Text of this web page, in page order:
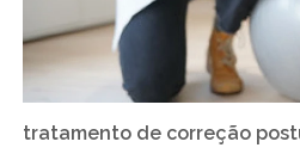
tratamento de correção